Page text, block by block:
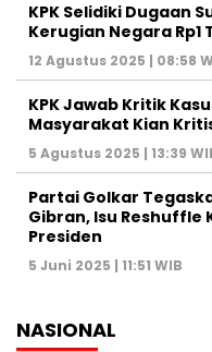
KPK Selidiki Dugaan
Kerugian Negara Rp1
12 Agustus 2025 | 08:58
KPK Jawab Kritik
Masyarakat Kian
5 Agustus 2025 | 13:39
Partai Golkar
Gibran, Isu Reshuffle
Presiden
5 Juni 2025 | 11:51 WIB
NASIONAL